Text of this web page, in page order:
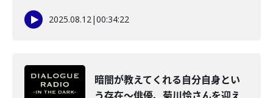
2025.08.12|00:34:22
暗闇が教えてくれる自分自身とい